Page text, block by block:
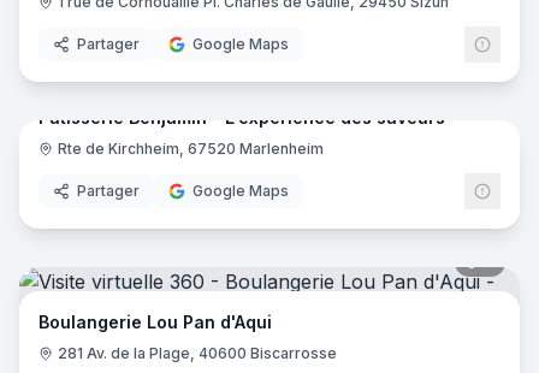
Partager Google Maps
12
Pâtisserie Benjamin - L'expérience des saveurs
Rte de Kirchheim, 67520 Marlenheim
Partager Google Maps
Boulangerie Lou Pan d'Aqui
281 Av. de la Plage, 40600 Biscarrosse